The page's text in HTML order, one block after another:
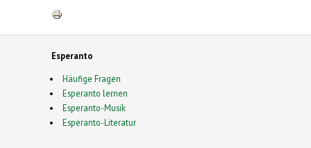
Esperanto
Häufige Fragen
Esperanto lernen
Esperanto-Musik
Esperanto-Literatur